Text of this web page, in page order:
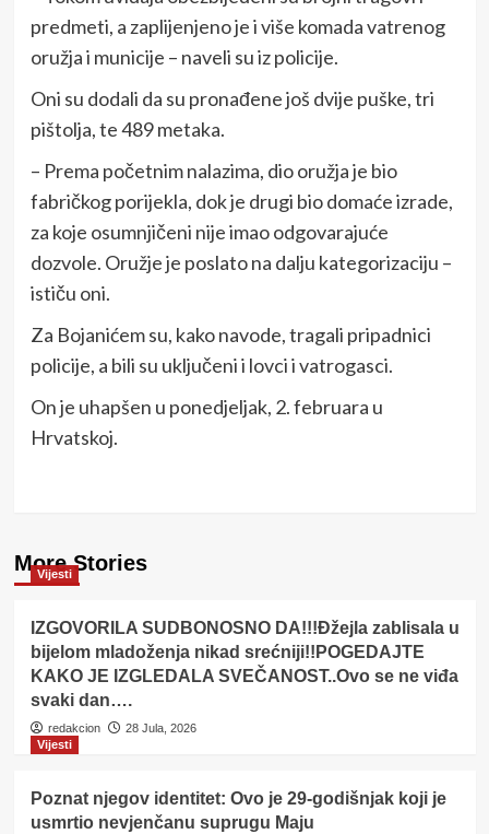
predmeti, a zaplijenjeno je i više komada vatrenog
oružja i municije – naveli su iz policije.
Oni su dodali da su pronađene još dvije puške, tri
pištolja, te 489 metaka.
– Prema početnim nalazima, dio oružja je bio
fabričkog porijekla, dok je drugi bio domaće izrade,
za koje osumnjičeni nije imao odgovarajuće
dozvole. Oružje je poslato na dalju kategorizaciju –
ističu oni.
Za Bojanićem su, kako navode, tragali pripadnici
policije, a bili su uključeni i lovci i vatrogasci.
On je uhapšen u ponedjeljak, 2. februara u
Hrvatskoj.
More Stories
Vijesti
IZGOVORILA SUDBONOSNO DA!!!Đžejla zablisala u
bijelom mladoženja nikad srećniji!!POGEDAJTE
KAKO JE IZGLEDALA SVEČANOST..Ovo se ne viđa
svaki dan….
redakcion
28 Jula, 2026
Vijesti
Poznat njegov identitet: Ovo je 29-godišnjak koji je
usmrtio nevjenčanu suprugu Maju